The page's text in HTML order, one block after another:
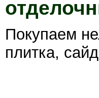
Покупаем
плитка,